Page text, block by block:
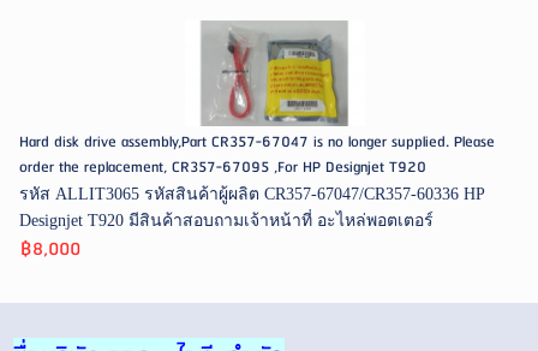
Hard disk drive assembly,Part CR357-67047 is no longer supplied. Please
order the replacement, CR357-67095 ,For HP Designjet T920
รหัส ALLIT3065 รหัสสินค้าผู้ผลิต CR357-67047/CR357-60336 HP
Designjet T920 มีสินค้าสอบถามเจ้าหน้าที่ อะไหล่พอตเตอร์
฿8,000